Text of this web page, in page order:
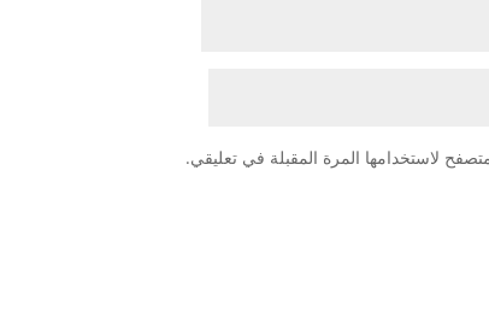
لاستخدامها المرة المقبلة في تعليقي.